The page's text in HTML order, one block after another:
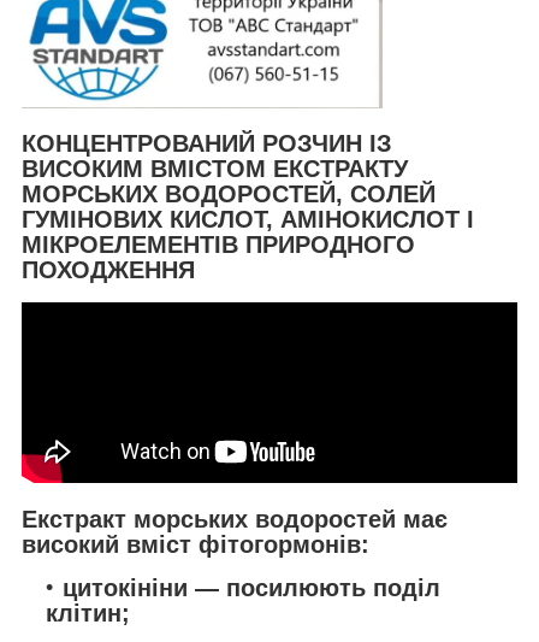
КОНЦЕНТРОВАНИЙ РОЗЧИН ІЗ
ВИСОКИМ ВМІСТОМ ЕКСТРАКТУ
МОРСЬКИХ ВОДОРОСТЕЙ, СОЛЕЙ
ГУМІНОВИХ КИСЛОТ, АМІНОКИСЛОТ І
МІКРОЕЛЕМЕНТІВ ПРИРОДНОГО
ПОХОДЖЕННЯ
Екстракт морських водоростей має
високий вміст фітогормонів:
цитокініни — посилюють поділ
клітин;